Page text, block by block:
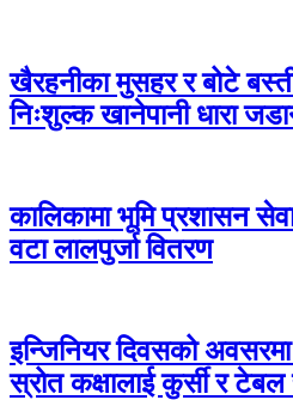
खैरहनीका मुसहर र बोटे
निःशुल्क खानेपानी धारा
कालिकामा भूमि प्रशासन
वटा लालपुर्जा वितरण
इन्जिनियर दिवसको
स्रोत कक्षालाई कुर्सी र